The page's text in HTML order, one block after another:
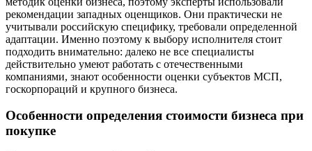
рекомендации западных оценщиков. Они практически не
учитывали российскую специфику, требовали определенной
адаптации. Именно поэтому к выбору исполнителя стоит
подходить внимательно: далеко не все специалисты
действительно умеют работать с отечественными
компаниями, знают особенности оценки субъектов МСП,
госкорпораций и крупного бизнеса.
Особенности определения стоимости бизнеса при
покупке
Брянск
Бугульма
Бугуруслан
Бузулук
Буй
Буйнакск
Валдай
Валуйки